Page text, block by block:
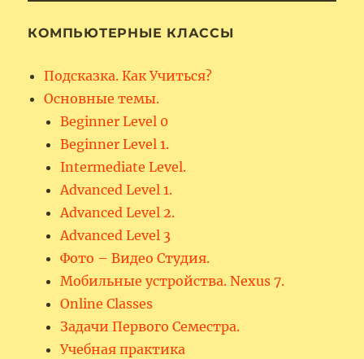
КОМПЬЮТЕРНЫЕ КЛАССЫ
Подсказка. Как Учиться?
Основные темы.
Beginner Level 0
Beginner Level 1.
Intermediate Level.
Advanced Level 1.
Advanced Level 2.
Advanced Level 3
Фото – Видео Студия.
Мобильные устройства. Nexus 7.
Online Classes
Задачи Первого Семестра.
Учебная практика